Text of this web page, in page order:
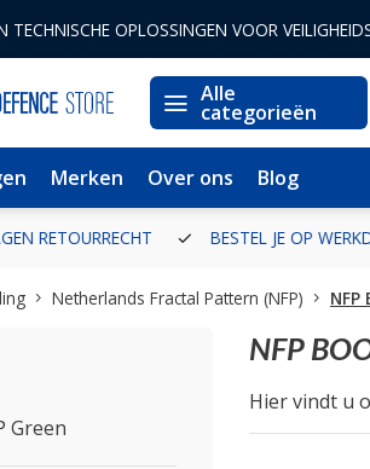
TECHNISCHE OPLOSSINGEN VOOR
Alle
categorieën
Merken Over ons Blog
RETOURRECHT BESTEL JE OP
Netherlands Fractal Pattern (NFP)
Green
NFP
Hier vindt u